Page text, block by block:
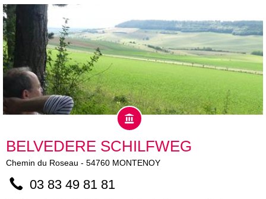
BELVEDERE SCHILFWEG
Chemin du Roseau - 54760 MONTENOY
03 83 49 81 81